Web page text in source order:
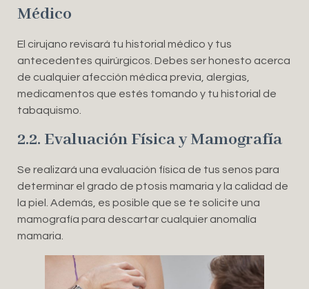
Médico
El cirujano revisará tu historial médico y tus
antecedentes quirúrgicos. Debes ser honesto acerca
de cualquier afección médica previa, alergias,
medicamentos que estés tomando y tu historial de
tabaquismo.
2.2. Evaluación Física y Mamografía
Se realizará una evaluación física de tus senos para
determinar el grado de ptosis mamaria y la calidad de
la piel. Además, es posible que se te solicite una
mamografía para descartar cualquier anomalía
mamaria.